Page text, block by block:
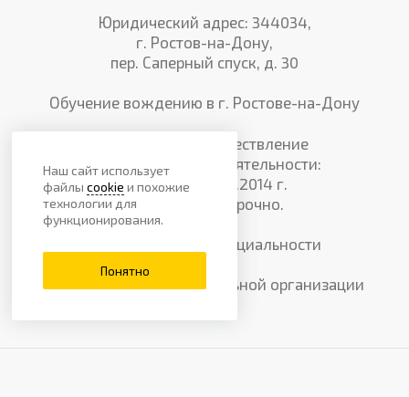
Юридический адрес: 344034,
г. Ростов-на-Дону,
пер. Саперный спуск, д. 30
Обучение вождению в г. Ростове-на-Дону
Лицензия на осуществление
образовательной деятельности:
№3930 от 28.05.2014 г.
Действует бессрочно.
Политика конфиденциальности
Сведения об образовательной организации
Наш сайт использует
файлыcookie и похожие
технологии для
функционирования.
Понятно